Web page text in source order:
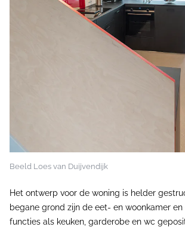
Beeld Loes van Duijvendijk
Het ontwerp voor de woning is helder
begane grond zijn de eet- en woonkamer
functies als keuken, garderobe en wc